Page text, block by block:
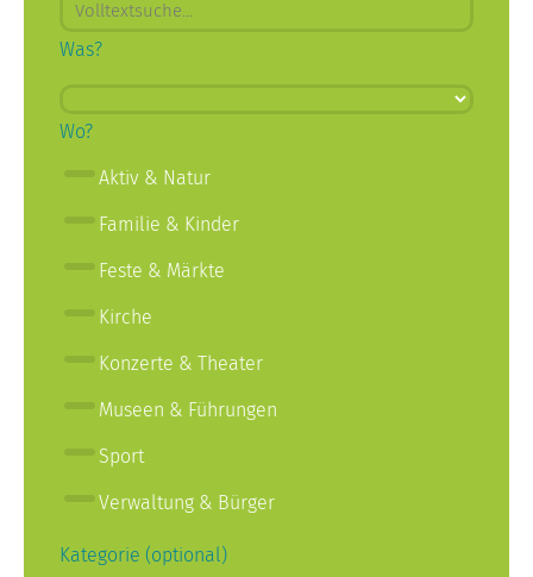
Was?
Wo?
Aktiv & Natur
Familie & Kinder
Feste & Märkte
Kirche
Konzerte & Theater
Museen & Führungen
Sport
Verwaltung & Bürger
Kategorie (optional)